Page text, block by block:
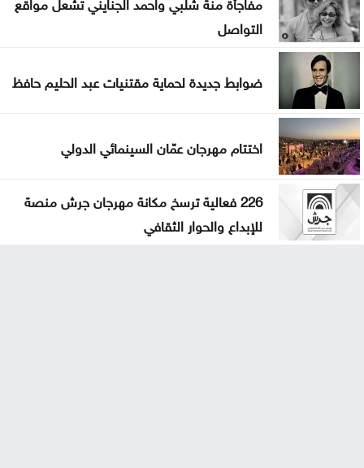
التواصل
ضوابط جديدة لحماية مقتنيات عبد الحليم حافظ
اختتام مهرجان عمّان السينمائي الدولي
226 فعالية ترسخ مكانة مهرجان جرش منصة
للإبداع والحوار الثقافي